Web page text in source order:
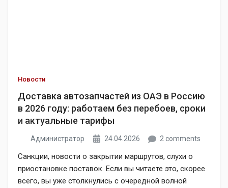
Новости
Доставка автозапчастей из ОАЭ в Россию
в 2026 году: работаем без перебоев, сроки
и актуальные тарифы
Администратор 24.04.2026 2 comments
Санкции, новости о закрытии маршрутов, слухи о
приостановке поставок. Если вы читаете это, скорее
всего, вы уже столкнулись с очередной волной